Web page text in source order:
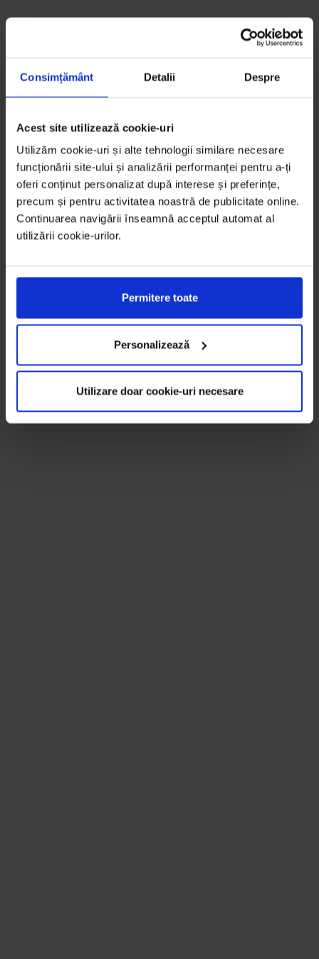
Consimțământ Detalii Despre
Acest site utilizează cookie-uri
Utilizăm cookie-uri și alte tehnologii similare necesare
funcționării site-ului și analizării performanței pentru a-ți
oferi conținut personalizat după interese și preferințe,
precum și pentru activitatea noastră de publicitate online.
Continuarea navigării înseamnă acceptul automat al
utilizării cookie-urilor.
Permitere toate
Personalizează
Utilizare doar cookie-uri necesare